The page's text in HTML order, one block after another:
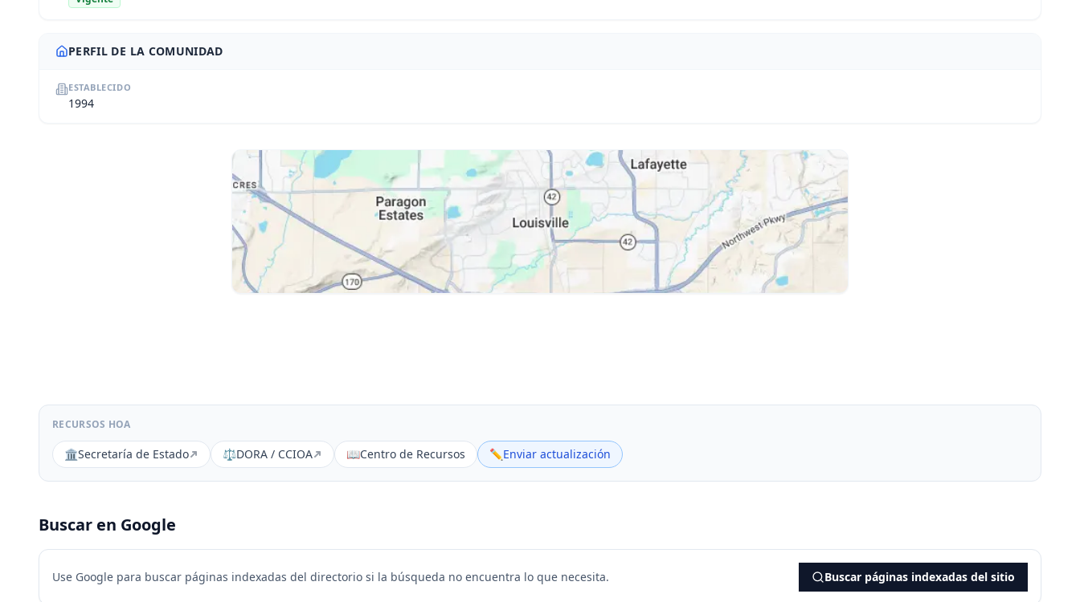
PERFIL DE LA COMUNIDAD
ESTABLECIDO
1994
RECURSOS HOA
🏛️Secretaría de Estado ⚖️DORA / CCIOA 📖Centro de Recursos ✏️Enviar actualización
Buscar en Google
Use Google para buscar páginas indexadas del directorio si la búsqueda no encuentra lo que necesita. Buscar páginas indexadas del sitio